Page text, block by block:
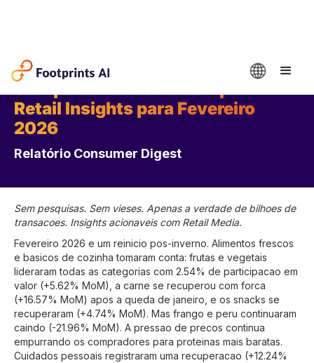
Retail Insights para Fevereiro
2026
Relatório Consumer Digest
Sem pesquisas. Sem vieses. Apenas a verdade de bilhoes de
transacoes. Insights acionaveis com Retail Media.
Fevereiro 2026 e um reinicio pos-inverno. Alimentos frescos
e basicos de cozinha tomaram conta: frutas e vegetais
lideraram todas as categorias com 2.54% de participacao em
valor (+5.62% MoM), a carne se recuperou com forca
(+16.57% MoM) apos a queda de janeiro, e os snacks se
recuperaram (+4.74% MoM). Mas frango e peru continuaram
caindo (-21.96% MoM). A pressao de precos continua
empurrando os compradores para proteinas mais baratas.
Cuidados pessoais registraram uma recuperacao (+12.24%